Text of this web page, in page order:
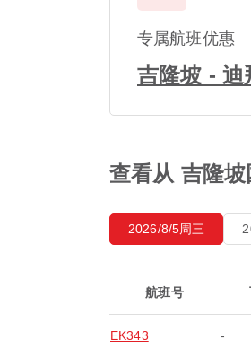
专属航班优惠
吉隆坡 - 迪
查看从 吉隆
2026/8/5周三
航班号
EK343 -